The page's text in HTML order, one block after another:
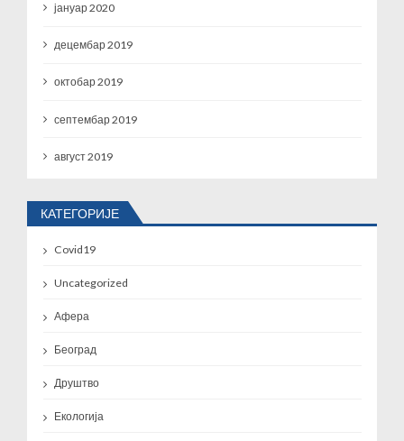
јануар 2020
децембар 2019
октобар 2019
септембар 2019
август 2019
КАТЕГОРИЈЕ
Covid19
Uncategorized
Афера
Београд
Друштво
Екологија